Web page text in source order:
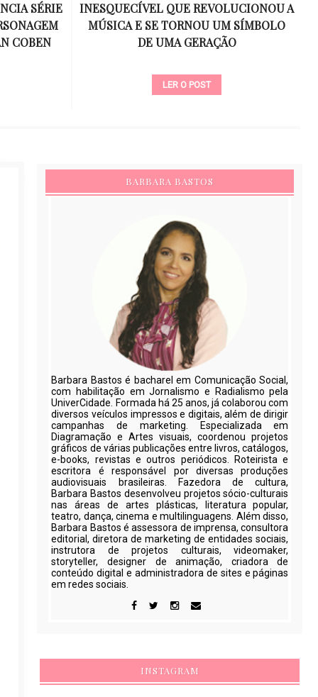
REVOLUCIONOU A
UM SÍMBOLO
EMOCIONANTE E USA VESTIDO
DESENHADO POR VICTORIA
BARBARA BASTOS
Barbara Bastos é bacharel em Comunicação Social,
com habilitação em Jornalismo e Radialismo pela
UniverCidade. Formada há 25 anos, já colaborou com
diversos veículos impressos e digitais, além de dirigir
campanhas de marketing. Especializada em
Diagramação e Artes visuais, coordenou projetos
gráficos de várias publicações entre livros, catálogos,
e-books, revistas e outros periódicos. Roteirista e
escritora é responsável por diversas produções
audiovisuais brasileiras. Fazedora de cultura,
Barbara Bastos desenvolveu projetos sócio-culturais
nas áreas de artes plásticas, literatura popular,
teatro, dança, cinema e multilinguagens. Além disso,
Barbara Bastos é assessora de imprensa, consultora
editorial, diretora de marketing de entidades sociais,
instrutora de projetos culturais, videomaker,
storyteller, designer de animação, criadora de
conteúdo digital e administradora de sites e páginas
em redes sociais.
INSTAGRAM